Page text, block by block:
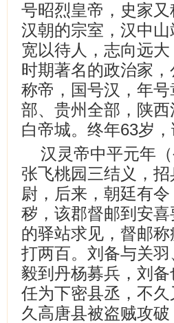
号昭烈皇帝，史家
汉朝的宗室，汉中
宽以待人，志向远
时期著名的政治家
称帝，国号汉，年
部、贵州全部，陕
白帝城。终年63岁
汉灵帝中平元年
张飞桃园三结义，
尉，后来，朝廷有
秽，该郡督邮到安
的驿站求见，督邮
打两百。刘备与关
毅到丹杨募兵，刘
任为下密县丞，不
久高唐县被盗贼攻